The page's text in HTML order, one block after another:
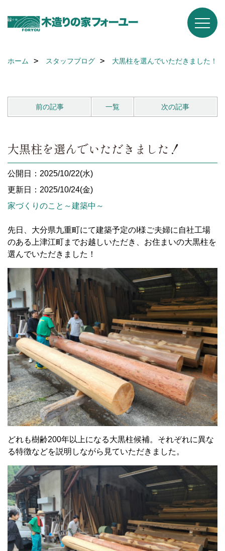
ホーム スタッフブログ 大黒柱を選んでいただきました！
前の記事 一覧 次の記事
大黒柱を選んでいただきました！
公開日：2025/10/22(水)
更新日：2025/10/24(金)
家づくりのこと～建築中～
先日、大分県九重町にて建築予定のI様ご夫婦に自社工場
のある上津江町までお越しいただき、お住まいの大黒柱を
選んでいただきました！
どれも樹齢200年以上になる大黒柱候補。それぞれに異な
る特徴などを説明しながら見ていただきました。